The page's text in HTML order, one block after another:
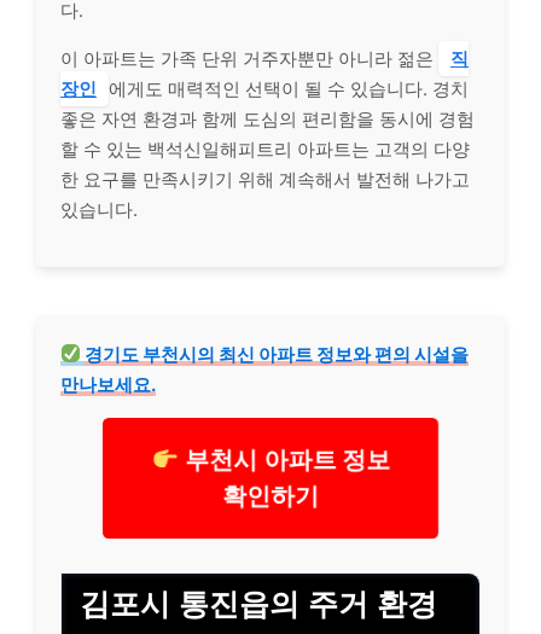
다.
이 아파트는 가족 단위 거주자뿐만 아니라 젊은
직
장인
에게도 매력적인 선택이 될 수 있습니다. 경치
좋은 자연 환경과 함께 도심의 편리함을 동시에 경험
할 수 있는 백석신일해피트리 아파트는 고객의 다양
한 요구를 만족시키기 위해 계속해서 발전해 나가고
있습니다.
경기도 부천시의 최신 아파트 정보와 편의 시설을
만나보세요.
부천시 아파트 정보
확인하기
김포시 통진읍의 주거 환경